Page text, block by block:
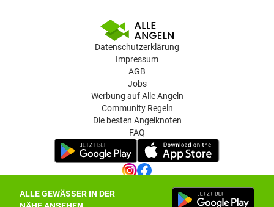
ALLE GEWÄSSER IN DER
Datenschutzerklärung
Impressum
AGB
Jobs
Werbung auf Alle Angeln
Community Regeln
Die besten Angelknoten
FAQ
Datenschutz-Einstellungen